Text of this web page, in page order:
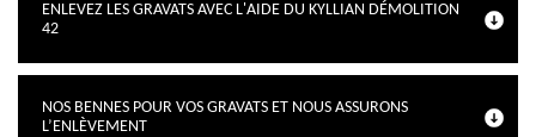
ENLEVEZ LES GRAVATS AVEC L'AIDE DU KYLLIAN DÉMOLITION
42
NOS BENNES POUR VOS GRAVATS ET NOUS ASSURONS
L’ENLÈVEMENT